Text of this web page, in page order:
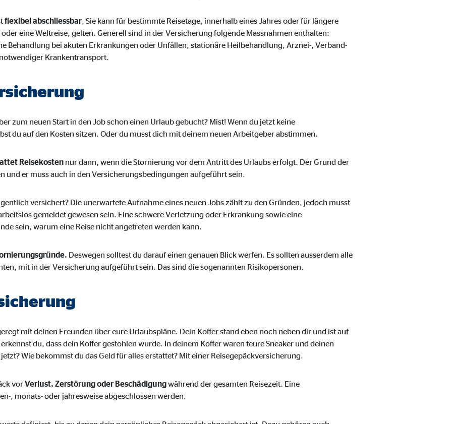
flexibel abschliessbar. Sie kann für bestimmte Reisetage, innerhalb eines Jahres oder für längere
eine Weltreise, gelten. Generell sind in der Versicherung folgende Massnahmen enthalten:
Behandlung bei akuten Erkrankungen oder Unfällen, stationäre Heilbehandlung, Arznei-, Verband-
Krankentransport.
zum neuen Start in den Job schon einen Urlaub gebucht? Mist! Wenn du jetzt keine
du auf den Kosten sitzen. Oder du musst dich mit deinem neuen Arbeitgeber abstimmen.
Reisekosten nur dann, wenn die Stornierung vor dem Antritt des Urlaubs erfolgt. Der Grund der
und er muss auch in den Versicherungsbedingungen aufgeführt sein.
versichert? Die unerwartete Aufnahme eines neuen Jobs zählt zu den Gründen, jedoch musst
gemeldet gewesen sein. Eine schwere Verletzung oder Erkrankung sowie eine
sein, warum eine Reise nicht angetreten werden kann.
Deswegen solltest du darauf einen genauen Blick werfen. Es sollten ausserdem alle
mit in der Versicherung aufgeführt sein. Das sind die sogenannten Risikopersonen.
mit deinen Freunden über eure Urlaubspläne. Dein Koffer stand eben noch neben dir und ist auf
du, dass dein Koffer gestohlen wurde. In deinem Koffer waren teure Sneaker und deinen
Wie bekommst du das Geld für alles erstattet? Mit einer Reisegepäckversicherung.
vorVerlust, Zerstörung oder Beschädigungwährend der gesamten Reisezeit. Eine
, monats- oder jahresweise abgeschlossen werden.